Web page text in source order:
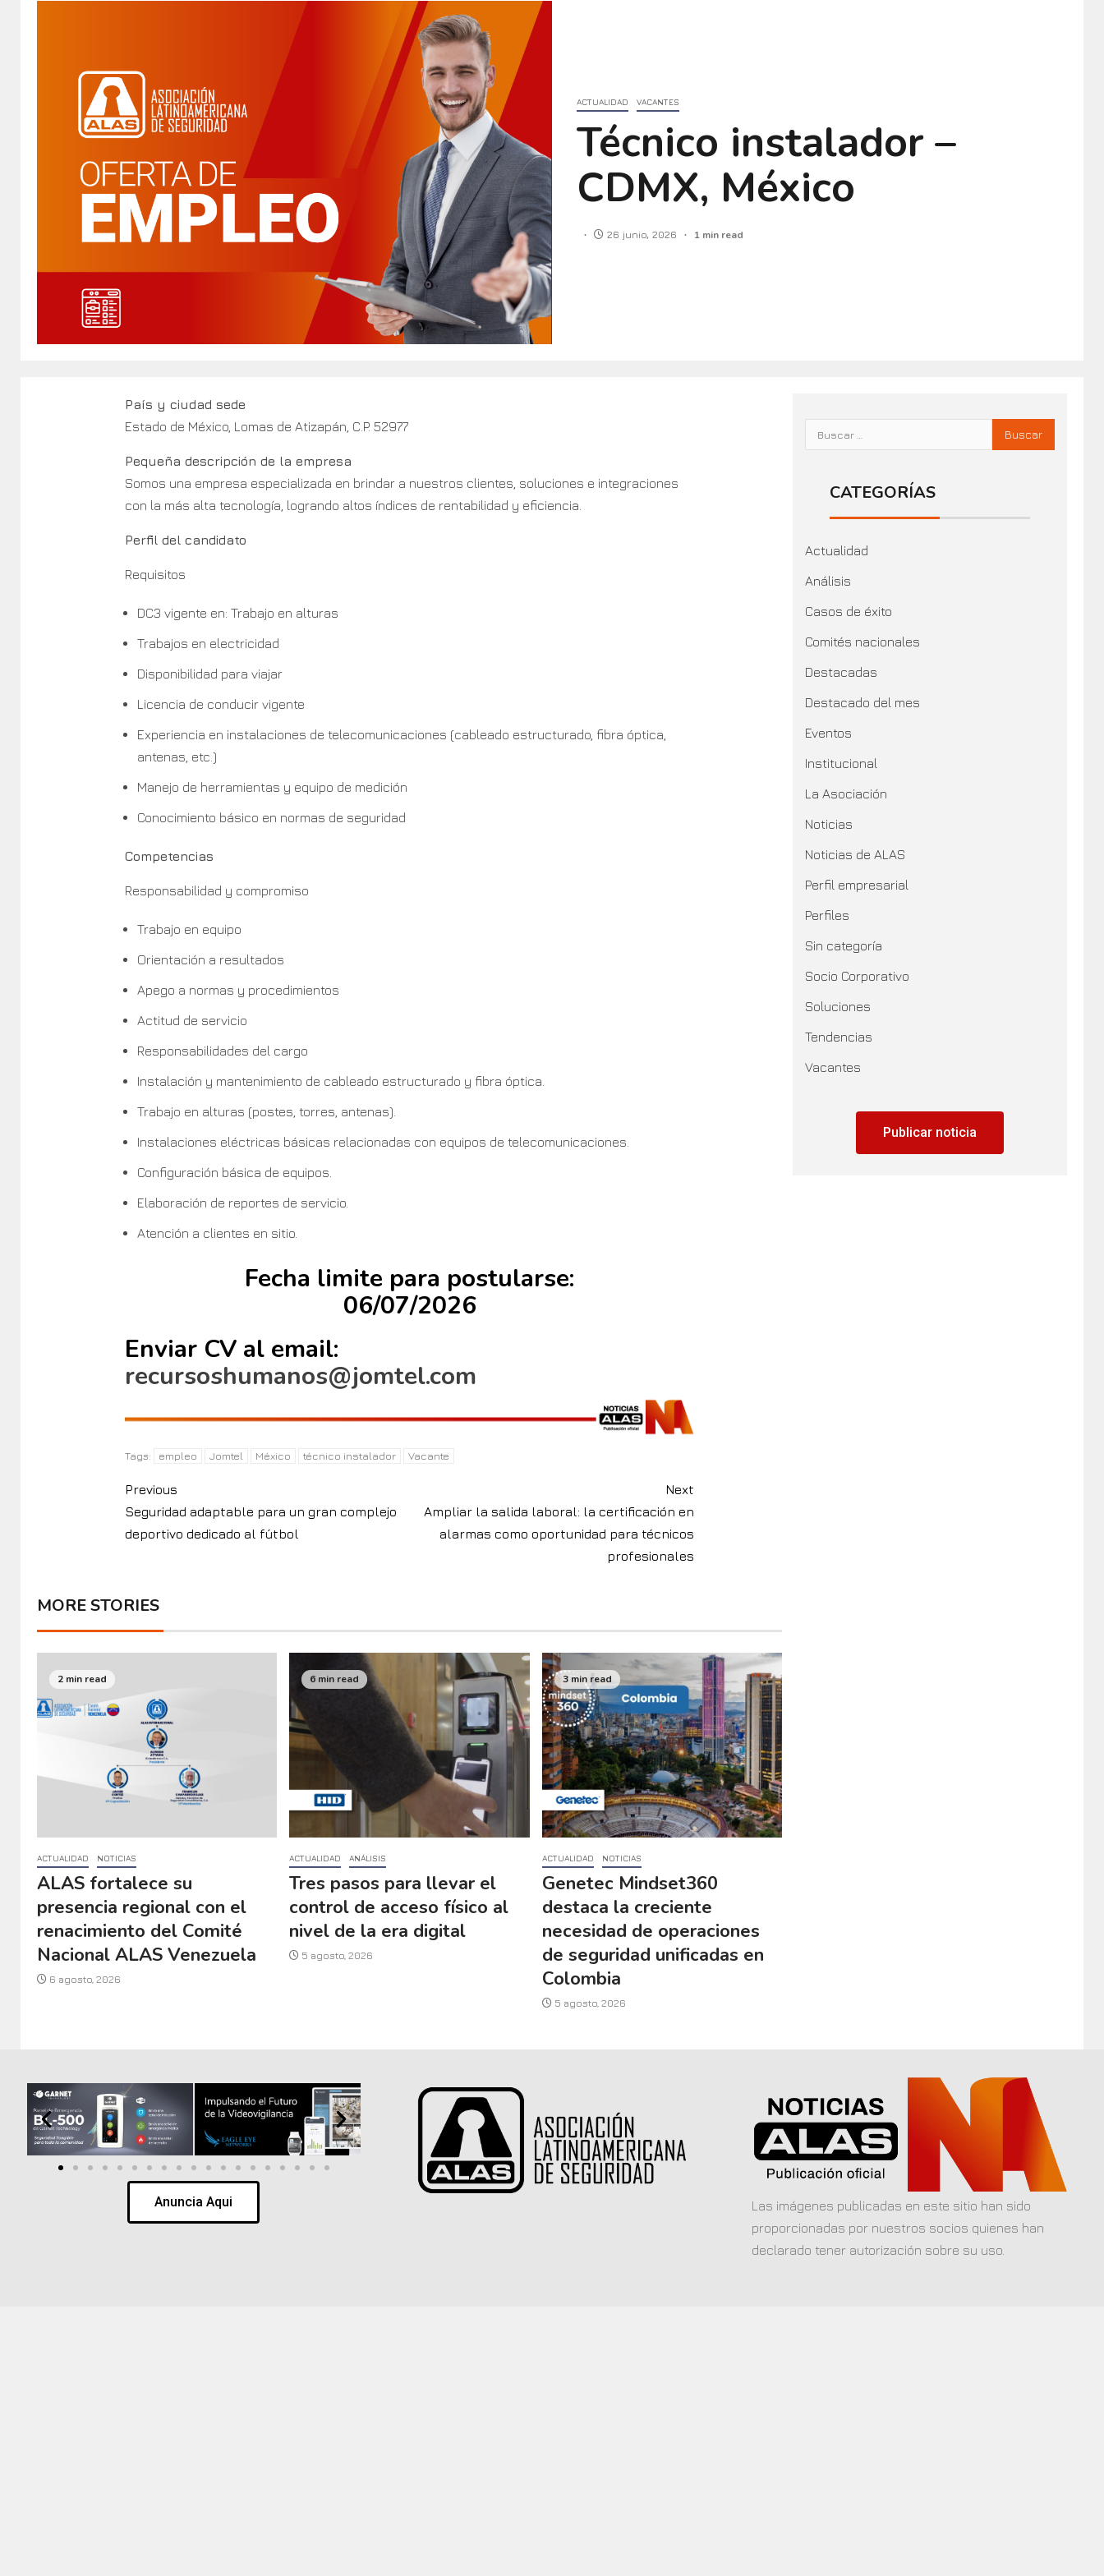
ACTUALIDAD VACANTES
Técnico instalador –
CDMX, México
26 junio, 2026 1 min read
País y ciudad sede
Estado de México, Lomas de Atizapán, C.P. 52977
Pequeña descripción de la empresa
Somos una empresa especializada en brindar a nuestros clientes, soluciones e integraciones
con la más alta tecnología, logrando altos índices de rentabilidad y eficiencia.
Perfil del candidato
Requisitos
DC3 vigente en: Trabajo en alturas
Trabajos en electricidad
Disponibilidad para viajar
Licencia de conducir vigente
Experiencia en instalaciones de telecomunicaciones (cableado estructurado, fibra óptica,
antenas, etc.)
Manejo de herramientas y equipo de medición
Conocimiento básico en normas de seguridad
Competencias
Responsabilidad y compromiso
Trabajo en equipo
Orientación a resultados
Apego a normas y procedimientos
Actitud de servicio
Responsabilidades del cargo
Instalación y mantenimiento de cableado estructurado y fibra óptica.
Trabajo en alturas (postes, torres, antenas).
Instalaciones eléctricas básicas relacionadas con equipos de telecomunicaciones.
Configuración básica de equipos.
Elaboración de reportes de servicio.
Atención a clientes en sitio.
Fecha limite para postularse:
06/07/2026
Enviar CV al email:
recursoshumanos@jomtel.com
Tags: empleo Jomtel México técnico instalador Vacante
Previous
Seguridad adaptable para un gran complejo
deportivo dedicado al fútbol
Next
Ampliar la salida laboral: la certificación en
alarmas como oportunidad para técnicos
profesionales
MORE STORIES
2 min read
ACTUALIDAD NOTICIAS
ALAS fortalece su
presencia regional con el
renacimiento del Comité
Nacional ALAS Venezuela
6 agosto, 2026
6 min read
ACTUALIDAD ANÁLISIS
Tres pasos para llevar el
control de acceso físico al
nivel de la era digital
5 agosto, 2026
3 min read
ACTUALIDAD NOTICIAS
Genetec Mindset360
destaca la creciente
necesidad de operaciones
de seguridad unificadas en
Colombia
5 agosto, 2026
CATEGORÍAS
Actualidad
Análisis
Casos de éxito
Comités nacionales
Destacadas
Destacado del mes
Eventos
Institucional
La Asociación
Noticias
Noticias de ALAS
Perfil empresarial
Perfiles
Sin categoría
Socio Corporativo
Soluciones
Tendencias
Vacantes
Publicar noticia
Anuncia Aqui
Las imágenes publicadas en este sitio han sido
proporcionadas por nuestros socios quienes han
declarado tener autorización sobre su uso.